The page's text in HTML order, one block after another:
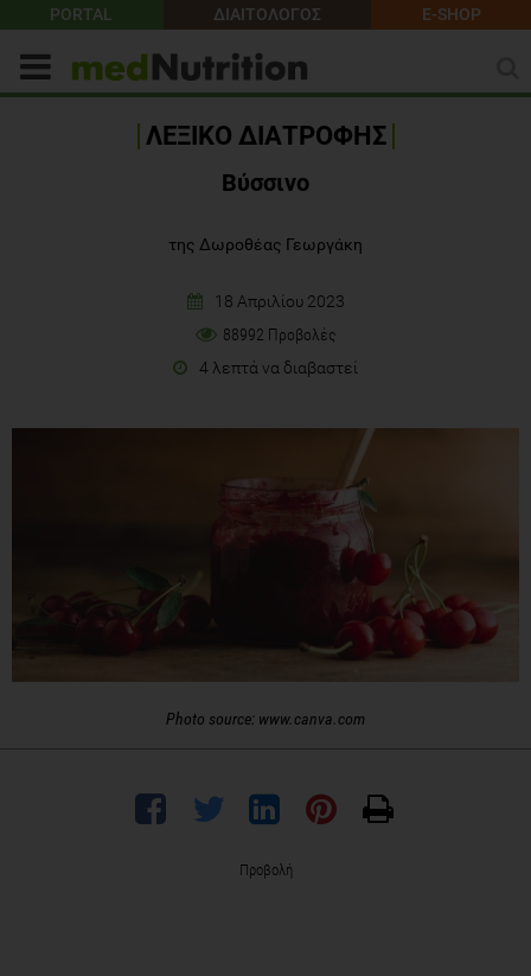
PORTAL ΔΙΑΙΤΟΛΟΓΟΣ E-SHOP
ΛΕΞΙΚΟ ΔΙΑΤΡΟΦΗΣ
Βύσσινο
της Δωροθέας Γεωργάκη
18 Απριλίου 2023
88992 Προβολές
4 λεπτά να διαβαστεί
Photo source: www.canva.com
Προβολή